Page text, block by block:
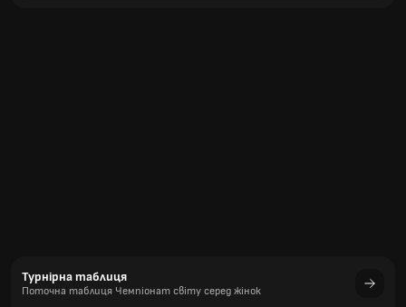
Турнірна таблиця
Поточна таблиця Чемпіонат світу серед жінок